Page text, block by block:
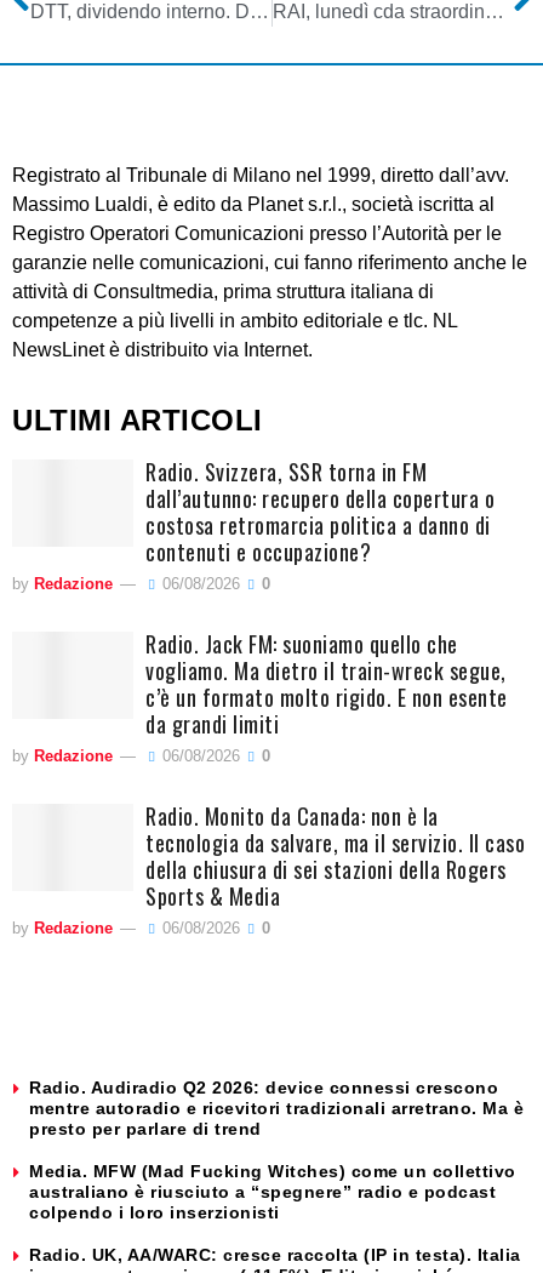
DTT, dividendo interno. Di Stefano (Europa 7): mi aspettavo tempi inferiori, ma un’asta in luogo del beauty contest non sarebbe in linea con le previsioni UE RAI, lunedì cda straordinario su Minzolini. Risparmi per 6 mln di euro su Sanremo
Registrato al Tribunale di Milano nel 1999, diretto dall’avv.
Massimo Lualdi, è edito da Planet s.r.l., società iscritta al
Registro Operatori Comunicazioni presso l’Autorità per le
garanzie nelle comunicazioni, cui fanno riferimento anche le
attività di Consultmedia, prima struttura italiana di
competenze a più livelli in ambito editoriale e tlc. NL
NewsLinet è distribuito via Internet.
ULTIMI ARTICOLI
Radio. Svizzera, SSR torna in FM
dall’autunno: recupero della copertura o
costosa retromarcia politica a danno di
contenuti e occupazione?
by Redazione 06/08/2026 0
Radio. Jack FM: suoniamo quello che
vogliamo. Ma dietro il train-wreck segue,
c’è un formato molto rigido. E non esente
da grandi limiti
by Redazione 06/08/2026 0
Radio. Monito da Canada: non è la
tecnologia da salvare, ma il servizio. Il caso
della chiusura di sei stazioni della Rogers
Sports & Media
by Redazione 06/08/2026 0
Radio. Audiradio Q2 2026: device connessi crescono
mentre autoradio e ricevitori tradizionali arretrano. Ma è
presto per parlare di trend
Media. MFW (Mad Fucking Witches) come un collettivo
australiano è riusciuto a “spegnere” radio e podcast
colpendo i loro inserzionisti
Radio. UK, AA/WARC: cresce raccolta (IP in testa). Italia